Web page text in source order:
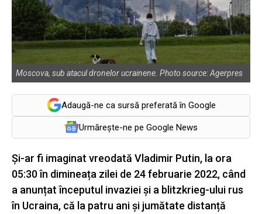
Moscova, sub atacul dronelor ucrainene. Photo source: Agerpres
Adaugă-ne ca sursă preferată în Google
Urmărește-ne pe Google News
Și-ar fi imaginat vreodată Vladimir Putin, la ora
05:30 în dimineața zilei de 24 februarie 2022, când
a anunțat începutul invaziei și a blitzkrieg-ului rus
în Ucraina, că la patru ani și jumătate distanță